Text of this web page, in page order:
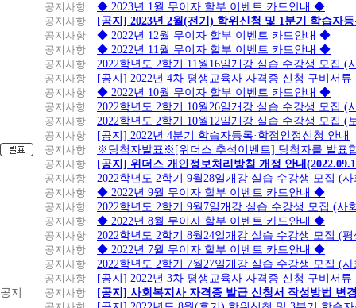
공지사항
◆ 2023년 1월 무이자 할부 이벤트 카드안내 ◆
공지사항
[공지] 2023년 2월(전기) 학위신청 및 1분기 학습자
공지사항
◆ 2022년 12월 무이자 할부 이벤트 카드안내 ◆
공지사항
◆ 2022년 11월 무이자 할부 이벤트 카드안내 ◆
공지사항
2022학년도 2학기 11월16일개강 실습 수강생 모집
공지사항
[공지] 2022년 4차 평생교육사 자격증 신청 구비서류
공지사항
◆ 2022년 10월 무이자 할부 이벤트 카드안내 ◆
공지사항
2022학년도 2학기 10월26일개강 실습 수강생 모집 (
공지사항
2022학년도 2학기 10월12일개강 실습 수강생 모집 (
공지사항
[공지] 2022년 4분기 학습자등록·학점인정신청 안내
공지사항
※당첨자발표※[위더스 추석이벤트] 당첨자를 발표
공지사항
[공지] 위더스 개인정보처리방침 개정 안내
공지사항
2022학년도 2학기 9월28일개강 실습 수강생 모집 (
공지사항
◆ 2022년 9월 무이자 할부 이벤트 카드안내 ◆
공지사항
2022학년도 2학기 9월7일개강 실습 수강생 모집 (사
공지사항
◆ 2022년 8월 무이자 할부 이벤트 카드안내 ◆
공지사항
2022학년도 2학기 8월24일개강 실습 수강생 모집 (
공지사항
◆ 2022년 7월 무이자 할부 이벤트 카드안내 ◆
공지사항
2022학년도 2학기 7월27일개강 실습 수강생 모집 (
공지사항
[공지] 2022년 3차 평생교육사 자격증 신청 구비서류
공지
공지사항
[공지] 사회복지사 자격증 발급 신청서 작성방법 변